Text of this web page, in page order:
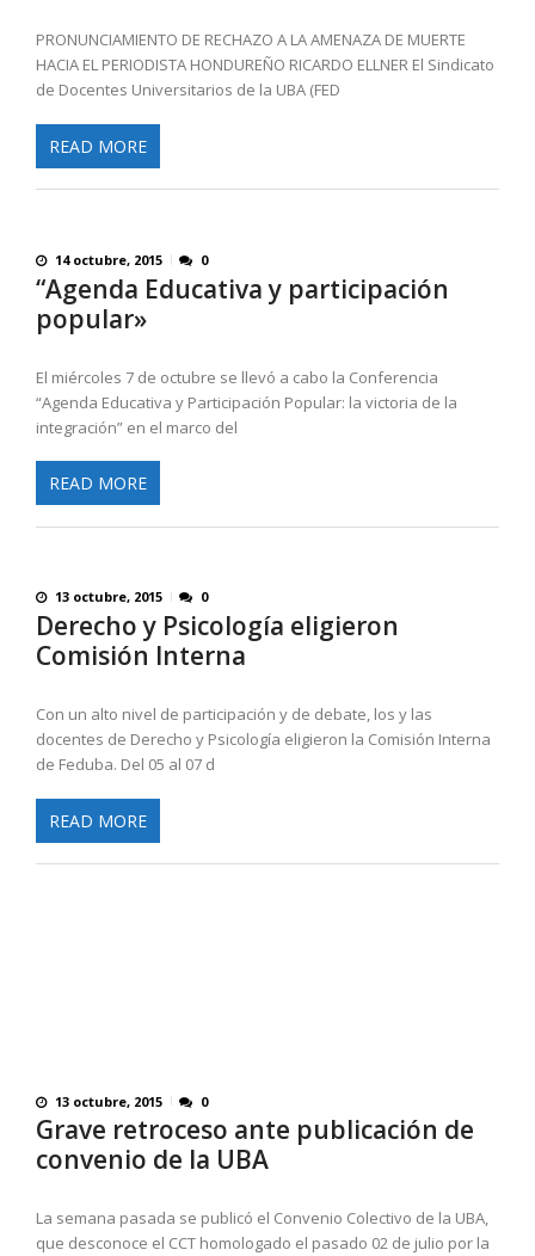
PRONUNCIAMIENTO DE RECHAZO A LA AMENAZA DE MUERTE
HACIA EL PERIODISTA HONDUREÑO RICARDO ELLNER El Sindicato
de Docentes Universitarios de la UBA (FED
READ MORE
14 octubre, 2015 0
“Agenda Educativa y participación
popular»
El miércoles 7 de octubre se llevó a cabo la Conferencia
“Agenda Educativa y Participación Popular: la victoria de la
integración” en el marco del
READ MORE
13 octubre, 2015 0
Derecho y Psicología eligieron
Comisión Interna
Con un alto nivel de participación y de debate, los y las
docentes de Derecho y Psicología eligieron la Comisión Interna
de Feduba. Del 05 al 07 d
READ MORE
13 octubre, 2015 0
Grave retroceso ante publicación de
convenio de la UBA
La semana pasada se publicó el Convenio Colectivo de la UBA,
que desconoce el CCT homologado el pasado 02 de julio por la